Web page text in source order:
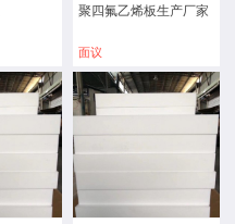
聚四氟乙烯板生产厂家
面议